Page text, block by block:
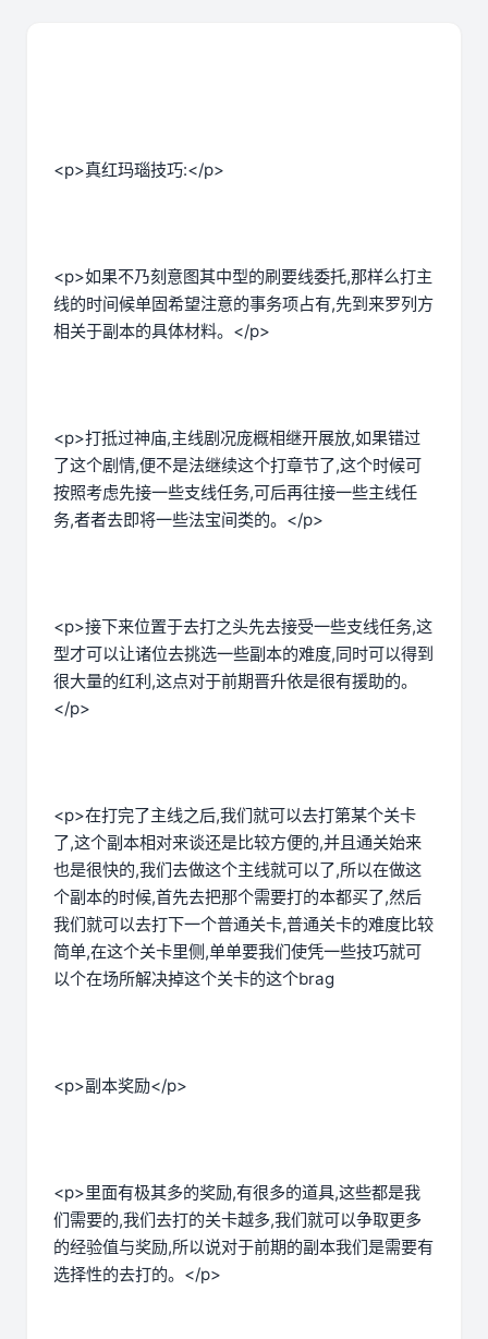
<p>真红玛瑙技巧:</p>
<p>如果不乃刻意图其中型的刷要线委托,那样么打主
线的时间候单固希望注意的事务项占有,先到来罗列方
相关于副本的具体材料。</p>
<p>打抵过神庙,主线剧况庞概相继开展放,如果错过
了这个剧情,便不是法继续这个打章节了,这个时候可
按照考虑先接一些支线任务,可后再往接一些主线任
务,者者去即将一些法宝间类的。</p>
<p>接下来位置于去打之头先去接受一些支线任务,这
型才可以让诸位去挑选一些副本的难度,同时可以得到
很大量的红利,这点对于前期晋升依是很有援助的。
</p>
<p>在打完了主线之后,我们就可以去打第某个关卡
了,这个副本相对来谈还是比较方便的,并且通关始来
也是很快的,我们去做这个主线就可以了,所以在做这
个副本的时候,首先去把那个需要打的本都买了,然后
我们就可以去打下一个普通关卡,普通关卡的难度比较
简单,在这个关卡里侧,单单要我们使凭一些技巧就可
以个在场所解决掉这个关卡的这个brag
<p>副本奖励</p>
<p>里面有极其多的奖励,有很多的道具,这些都是我
们需要的,我们去打的关卡越多,我们就可以争取更多
的经验值与奖励,所以说对于前期的副本我们是需要有
选择性的去打的。</p>